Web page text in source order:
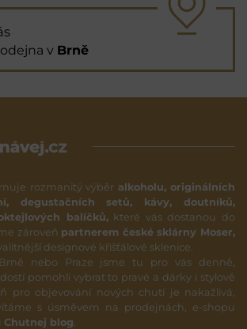
v Brně
rozmanitý výběr alkoholu, originálních
degustačních setů, kávy, doutníků,
balíčků,které vás dostanou do
zároveň partnerem české sklárny Moser,
designové křišťálové sklenice.
nebo Praze jsme tu pro vás denně,
pomohli vybrat to pravé a dárky i stylově
pro objevování nových chutí je nakažlivá,
s úsměvem na prodejnách, e-shopu
Chutnej blog